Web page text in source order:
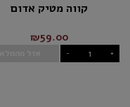
קווה מטיק אדום
₪59.00
- +